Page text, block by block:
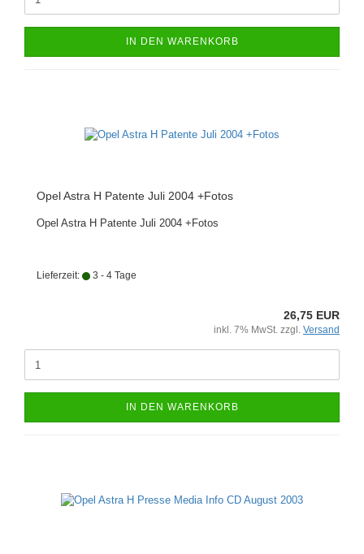
IN DEN WARENKORB
Opel Astra H Patente Juli 2004 +Fotos
Opel Astra H Patente Juli 2004 +Fotos
Lieferzeit: 3 - 4 Tage
26,75 EUR
inkl. 7% MwSt. zzgl. Versand
IN DEN WARENKORB